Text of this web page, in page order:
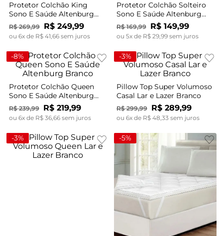
Protetor Colchão King
Sono E Saúde Altenburg
Branco
R$ 269,99 R$ 249,99
ou 6x de R$ 41,66sem juros
Protetor Colchão Solteiro
Sono E Saúde Altenburg
Branco
R$ 169,99 R$ 149,99
ou 5x de R$ 29,99sem juros
-8%
Protetor Colchão Queen
Sono E Saúde Altenburg
Branco
R$ 239,99 R$ 219,99
ou 6x de R$ 36, 66sem juros
-3%
Pillow Top Super Volumoso
Casal Lar e Lazer Branco
R$ 299,99 R$ 289,99
ou 6x de R$ 48 33 sem juros
-3% -5%